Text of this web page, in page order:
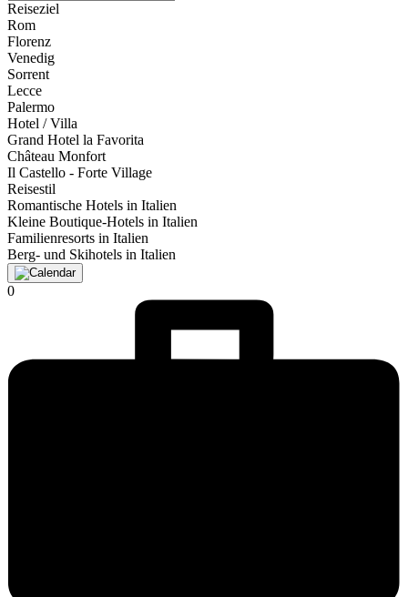
Reiseziel
Rom
Florenz
Venedig
Sorrent
Lecce
Palermo
Hotel / Villa
Grand Hotel la Favorita
Château Monfort
Il Castello - Forte Village
Reisestil
Romantische Hotels in Italien
Kleine Boutique-Hotels in Italien
Familienresorts in Italien
Berg- und Skihotels in Italien
0